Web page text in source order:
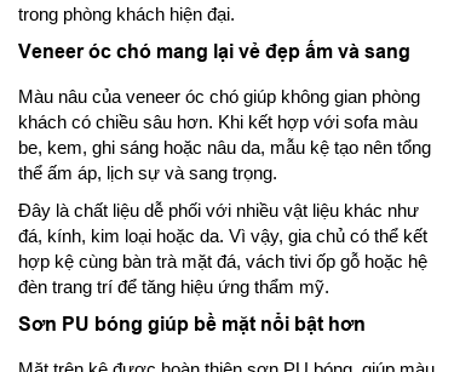
trong phòng khách hiện đại.
Veneer óc chó mang lại vẻ đẹp ấm và sang
Màu nâu của veneer óc chó giúp không gian phòng
khách có chiều sâu hơn. Khi kết hợp với sofa màu
be, kem, ghi sáng hoặc nâu da, mẫu kệ tạo nên tổng
thể ấm áp, lịch sự và sang trọng.
Đây là chất liệu dễ phối với nhiều vật liệu khác như
đá, kính, kim loại hoặc da. Vì vậy, gia chủ có thể kết
hợp kệ cùng bàn trà mặt đá, vách tivi ốp gỗ hoặc hệ
đèn trang trí để tăng hiệu ứng thẩm mỹ.
Sơn PU bóng giúp bề mặt nổi bật hơn